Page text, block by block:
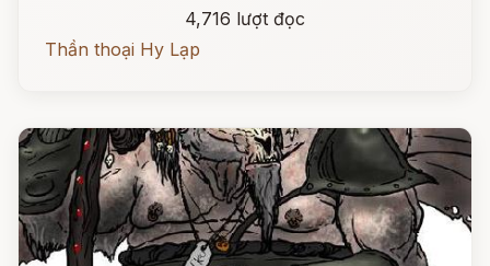
4,716 lượt đọc
Thần thoại Hy Lạp